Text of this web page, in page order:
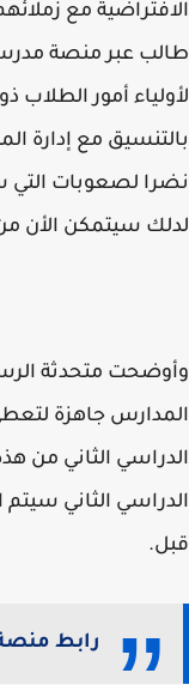
مع
عبر منصة مدرستي
أمور الطلاب
مع إدارة
لصعوبات التي
سيتمكن الأن من
متحدثة
جاهزة لتعطي
الثاني من هذه
الثاني سيتم
رابط منصة